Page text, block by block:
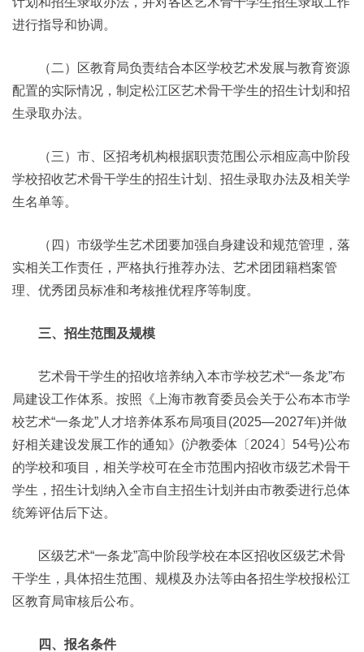
进行指导和协调。
（二）区教育局负责结合本区学校艺术发展与教育资源
配置的实际情况，制定松江区艺术骨干学生的招生计划和招
生录取办法。
（三）市、区招考机构根据职责范围公示相应高中阶段
学校招收艺术骨干学生的招生计划、招生录取办法及相关学
生名单等。
（四）市级学生艺术团要加强自身建设和规范管理，落
实相关工作责任，严格执行推荐办法、艺术团团籍档案管
理、优秀团员标准和考核推优程序等制度。
三、招生范围及规模
艺术骨干学生的招收培养纳入本市学校艺术“一条龙”布
局建设工作体系。按照《上海市教育委员会关于公布本市学
校艺术“一条龙”人才培养体系布局项目(2025—2027年)并做
好相关建设发展工作的通知》(沪教委体〔2024〕54号)公布
的学校和项目，相关学校可在全市范围内招收市级艺术骨干
学生，招生计划纳入全市自主招生计划并由市教委进行总体
统筹评估后下达。
区级艺术“一条龙”高中阶段学校在本区招收区级艺术骨
干学生，具体招生范围、规模及办法等由各招生学校报松江
区教育局审核后公布。
四、报名条件